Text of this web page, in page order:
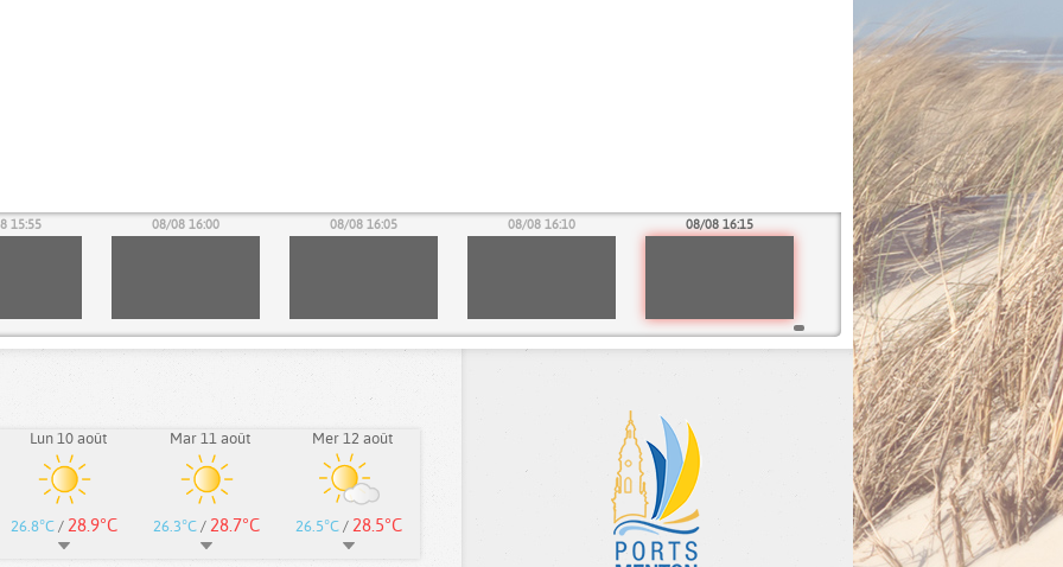
15:55 08/08 16:00 08/08 16:05 08/08 16:10 08/08 16:15
Lun 10 août
26.8°C / 28.9°C
Mar 11 août
26.3°C / 28.7°C
Mer 12 août
26.5°C / 28.5°C